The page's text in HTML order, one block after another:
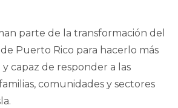
parte de la transformación del
Puerto Rico para hacerlo más
capaz de responder a las
comunidades y sectores